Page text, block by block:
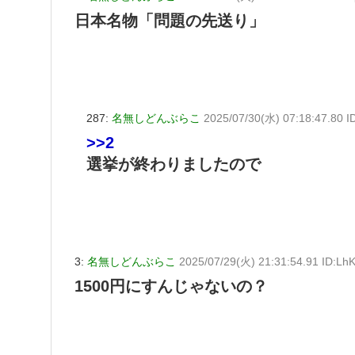
日本名物「問題の先送り」
287: 名無しどんぶらこ 2025/07/30(水) 07:18:47.80
>>2
選挙が終わりましたので
3: 名無しどんぶらこ 2025/07/29(火) 21:31:54.91
1500円にすんじゃないの？